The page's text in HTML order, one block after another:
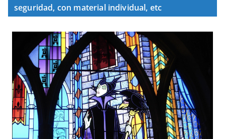
seguridad, con material individual, etc